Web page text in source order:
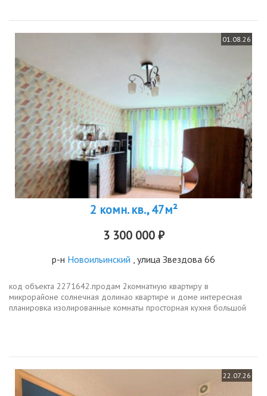
01.08.26
2 комн. кв., 47м²
3 300 000 ₽
р-н Новоильинский , улица Звездова 66
код объекта 2271642.продам 2комнатную квартиру в
микрорайоне солнечная долинао квартире и доме интересная
планировка изолированные комнаты просторная кухня большой
22.07.26